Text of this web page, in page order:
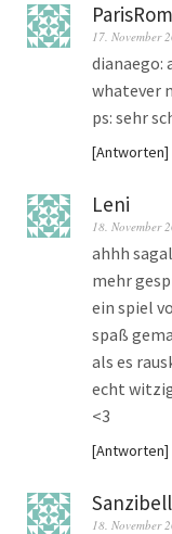
17. November
dianaego:
whatever
ps: sehr
Antworten
Leni
18. November
ahhh
mehr
ein spiel
spaß
als es
echt
<3
Antworten
Sanzibell
18. November